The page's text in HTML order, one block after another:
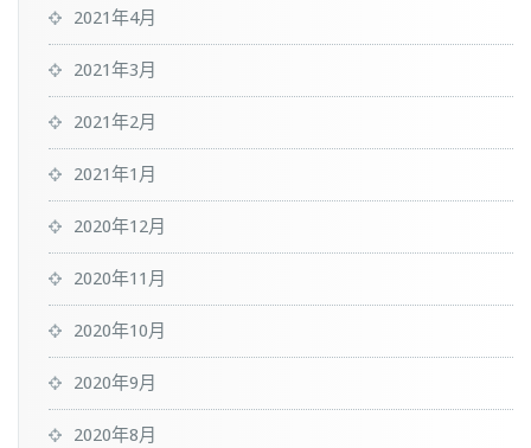
2021年4月
2021年3月
2021年2月
2021年1月
2020年12月
2020年11月
2020年10月
2020年9月
2020年8月